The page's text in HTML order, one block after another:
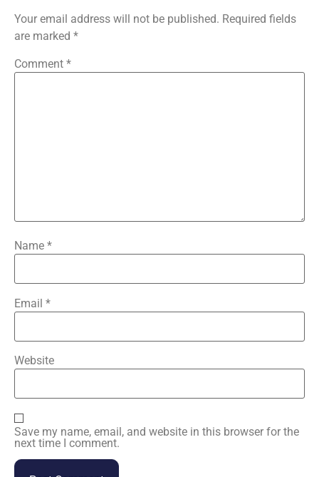
Your email address will not be published. Required fields
are marked *
Comment *
Name *
Email *
Website
Save my name, email, and website in this browser for the
next time I comment.